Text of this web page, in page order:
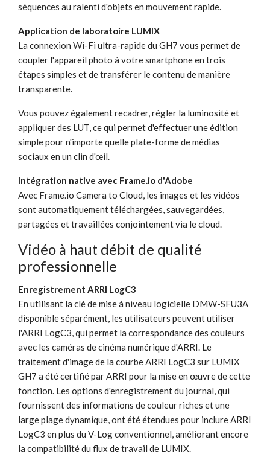
séquences au ralenti d'objets en mouvement rapide.
Application de laboratoire LUMIX
La connexion Wi-Fi ultra-rapide du GH7 vous permet de
coupler l'appareil photo à votre smartphone en trois
étapes simples et de transférer le contenu de manière
transparente.
Vous pouvez également recadrer, régler la luminosité et
appliquer des LUT, ce qui permet d'effectuer une édition
simple pour n'importe quelle plate-forme de médias
sociaux en un clin d'œil.
Intégration native avec Frame.io d'Adobe
Avec Frame.io Camera to Cloud, les images et les vidéos
sont automatiquement téléchargées, sauvegardées,
partagées et travaillées conjointement via le cloud.
Vidéo à haut débit de qualité
professionnelle
Enregistrement ARRI LogC3
En utilisant la clé de mise à niveau logicielle DMW-SFU3A
disponible séparément, les utilisateurs peuvent utiliser
l'ARRI LogC3, qui permet la correspondance des couleurs
avec les caméras de cinéma numérique d'ARRI. Le
traitement d'image de la courbe ARRI LogC3 sur LUMIX
GH7 a été certifié par ARRI pour la mise en œuvre de cette
fonction. Les options d'enregistrement du journal, qui
fournissent des informations de couleur riches et une
large plage dynamique, ont été étendues pour inclure ARRI
LogC3 en plus du V-Log conventionnel, améliorant encore
la compatibilité du flux de travail de LUMIX.